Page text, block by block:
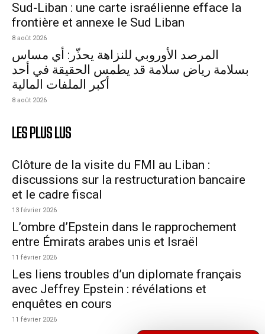
Sud-Liban : une carte israélienne efface la
frontière et annexe le Sud Liban
8 août 2026
المرصد الأوروبي للنزاهة يحذّر: أي مساس
بسلامة رياض سلامة قد يطمس الحقيقة في أحد
أكبر الملفات المالية
8 août 2026
LES PLUS LUS
Clôture de la visite du FMI au Liban :
discussions sur la restructuration bancaire
et le cadre fiscal
13 février 2026
L’ombre d’Epstein dans le rapprochement
entre Émirats arabes unis et Israël
11 février 2026
Les liens troubles d’un diplomate français
avec Jeffrey Epstein : révélations et
enquêtes en cours
11 février 2026